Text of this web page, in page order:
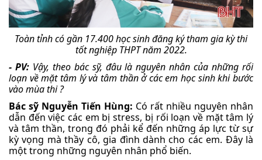
Toàn tỉnh có gần 17.400 học sinh đăng ký tham gia kỳ thi
tốt nghiệp THPT năm 2022.
- PV:Vậy, theo bác sỹ, đâu là nguyên nhân của những rối
loạn về mặt tâm lý và tâm thần ở các em học sinh khi bước
vào mùa thi ?
Bác sỹ Nguyễn Tiến Hùng: Có rất nhiều nguyên nhân
dẫn đến việc các em bị stress, bị rối loạn về mặt tâm lý
và tâm thần, trong đó phải kể đến những áp lực từ sự
kỳ vọng mà thầy cô, gia đình dành cho các em. Đây là
một trong những nguyên nhân phổ biến.